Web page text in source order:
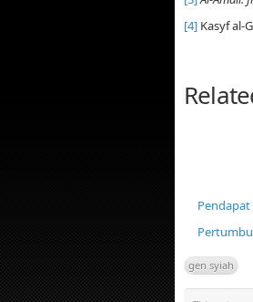
[4] Kasyf al-
Pendapat
gen syiah